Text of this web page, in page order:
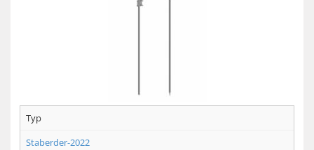
Typ
Staberder-2022